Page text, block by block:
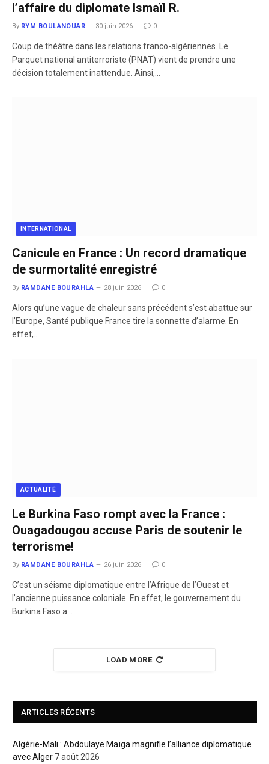
l’affaire du diplomate Ismaïl R.
By RYM BOULANOUAR 30 juin 2026 0
​Coup de théâtre dans les relations franco-algériennes. Le
Parquet national antiterroriste (PNAT) vient de prendre une
décision totalement inattendue. Ainsi,…
INTERNATIONAL
Canicule en France : Un record dramatique
de surmortalité enregistré
By RAMDANE BOURAHLA 28 juin 2026 0
​Alors qu’une vague de chaleur sans précédent s’est abattue sur
l’Europe, Santé publique France tire la sonnette d’alarme. En
effet,…
ACTUALITÉ
Le Burkina Faso rompt avec la France :
Ouagadougou accuse Paris de soutenir le
terrorisme!
By RAMDANE BOURAHLA 26 juin 2026 0
C’est un séisme diplomatique entre l’Afrique de l’Ouest et
l’ancienne puissance coloniale. En effet, le gouvernement du
Burkina Faso a…
LOAD MORE
ARTICLES RÉCENTS
Algérie-Mali : Abdoulaye Maïga magnifie l’alliance diplomatique
avec Alger 7 août 2026